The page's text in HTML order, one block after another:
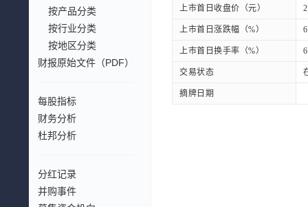
按产品分类
按行业分类
按地区分类
财报原始文件（PDF）
每股指标
财务分析
杜邦分析
分红记录
并购事件
上市首日收盘价（元）
上市首日涨跌幅（%）
上市首日换手率（%）
交易状态
摘牌日期